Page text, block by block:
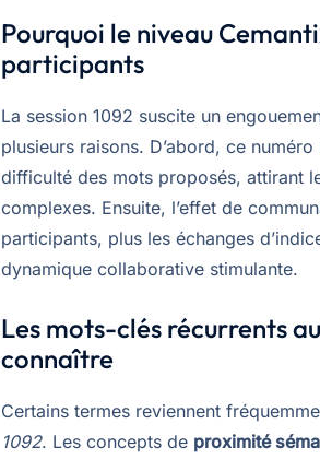
Pourquoi le niveau
participants
La session 1092 suscite un
plusieurs raisons. D’abord, ce
difficulté des mots proposés, attirant
complexes. Ensuite, l’effet de
participants, plus les échanges
dynamique collaborative stimulante.
Les mots-clés récurrents
connaître
Certains termes reviennent
1092. Les concepts de proximité